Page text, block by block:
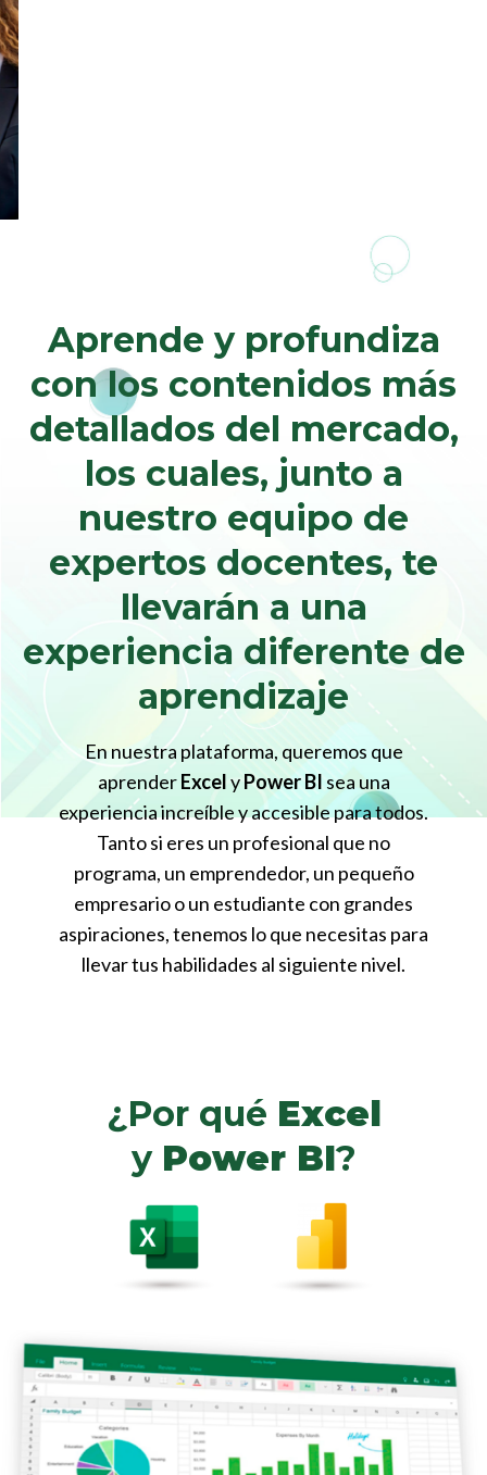
Aprende y profundiza
con los contenidos más
detallados del mercado,
los cuales, junto a
nuestro equipo de
expertos docentes, te
llevarán a una
experiencia diferente de
aprendizaje
En nuestra plataforma, queremos que
aprenderExcelyPower BIsea una
experiencia increíble y accesible para todos.
Tanto si eres un profesional que no
programa, un emprendedor, un pequeño
empresario o un estudiante con grandes
aspiraciones, tenemos lo que necesitas para
llevar tus habilidades al siguiente nivel.
¿Por qué Excel
y Power BI?